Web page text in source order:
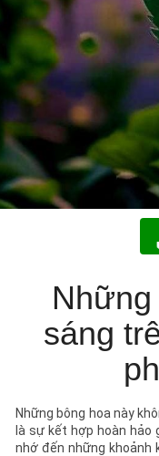
sáng
Những bông hoa này
là sự kết hợp hoàn hảo
nhớ đến những khoảnh